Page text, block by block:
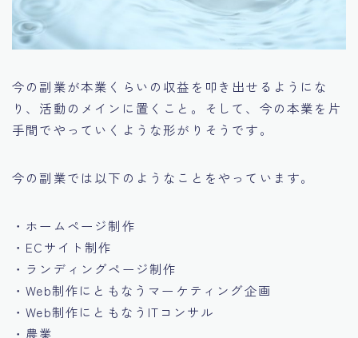
今の副業が本業くらいの収益を叩き出せるようにな
り、活動のメインに置くこと。そして、今の本業を片
手間でやっていくような形がりそうです。
今の副業では以下のようなことをやっています。
・ホームページ制作
・ECサイト制作
・ランディングページ制作
・Web制作にともなうマーケティング企画
・Web制作にともなうITコンサル
・農業